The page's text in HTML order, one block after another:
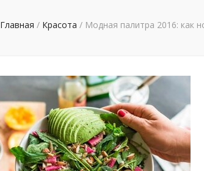
Главная / Красота / Модная палитра 2016: как